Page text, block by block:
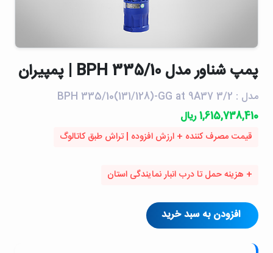
پمپ شناور مدل BPH 335/10 | پمپیران
مدل : BPH 335/10(131/128)-GG at 9A37 3/2
1,615,738,410 ریال
قیمت مصرف کننده + ارزش افزوده | تراش طبق کاتالوگ
+ هزینه حمل تا درب انبار نمایندگی استان
افزودن به سبد خرید